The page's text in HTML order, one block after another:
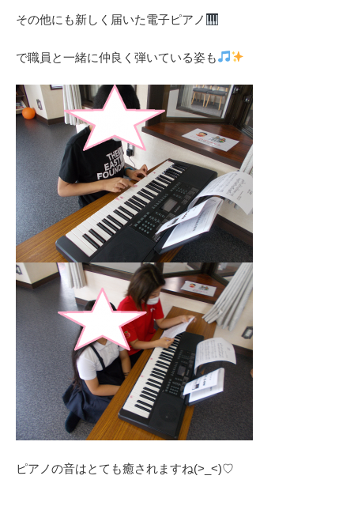
その他にも新しく届いた電子ピアノ
で職員と一緒に仲良く弾いている姿も
ピアノの音はとても癒されますね(>_<)♡